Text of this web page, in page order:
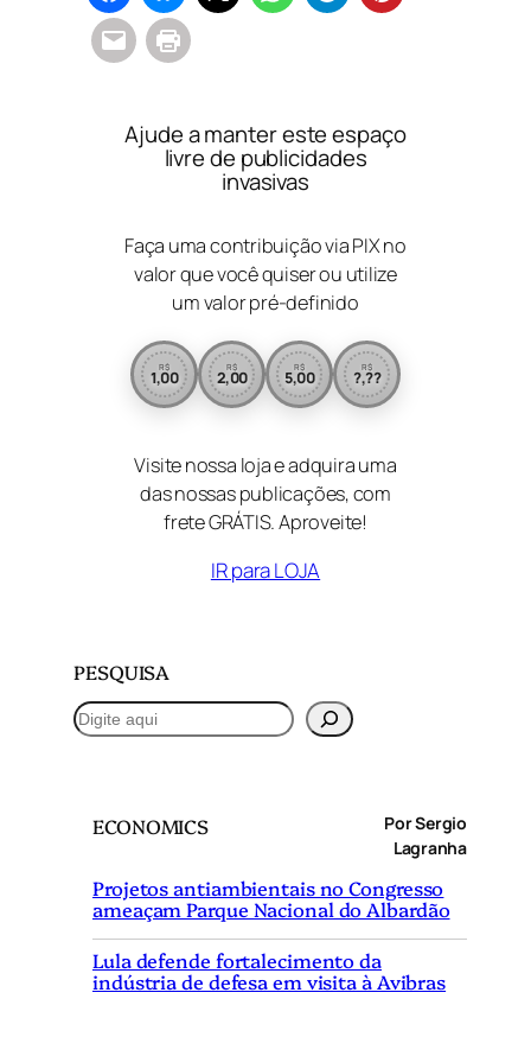
Ajude a manter este espaço
livre de publicidades
invasivas
Faça uma contribuição via PIX no
valor que você quiser ou utilize
um valor pré-definido
R$
1,00
R$
2,00
R$
5,00
R$
?,??
Visite nossa loja e adquira uma
das nossas publicações, com
frete GRÁTIS. Aproveite!
IR para LOJA
PESQUISA
P
e
ECONOMICS
Por Sergio
Lagranha
Projetos antiambientais no Congresso
ameaçam Parque Nacional do Albardão
Lula defende fortalecimento da
indústria de defesa em visita à Avibras